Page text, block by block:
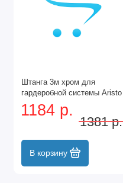
Штанга 3м хром для
гардеробной системы Aristo
1184 р.
1381 р.
В корзину